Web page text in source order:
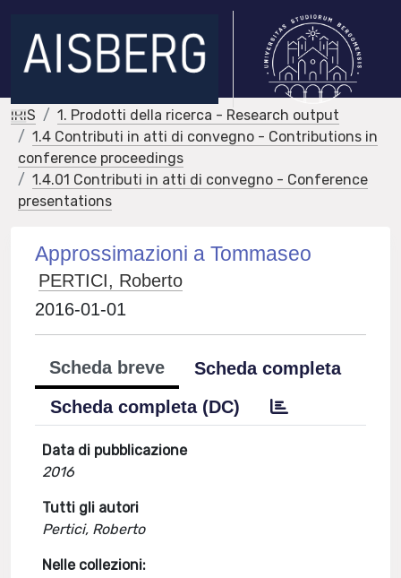
IRIS
1. Prodotti della ricerca - Research output
1.4 Contributi in atti di convegno - Contributions in
conference proceedings
1.4.01 Contributi in atti di convegno - Conference
presentations
Approssimazioni a Tommaseo
PERTICI, Roberto
2016-01-01
Scheda breve
Scheda completa
Scheda completa (DC)
Data di pubblicazione
2016
Tutti gli autori
Pertici, Roberto
Nelle collezioni: